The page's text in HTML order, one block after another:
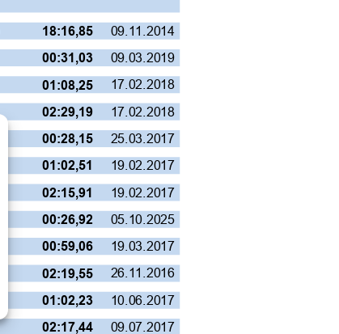
18:16,85
09.11.2014
00:31,03
09.03.2019
01:08,25
17.02.2018
02:29,19
17.02.2018
00:28,15
25.03.2017
01:02,51
19.02.2017
02:15,91
19.02.2017
00:26,92
05.10.2025
00:59,06
19.03.2017
02:19,55
26.11.2016
01:02,23
10.06.2017
02:17,44
09.07.2017